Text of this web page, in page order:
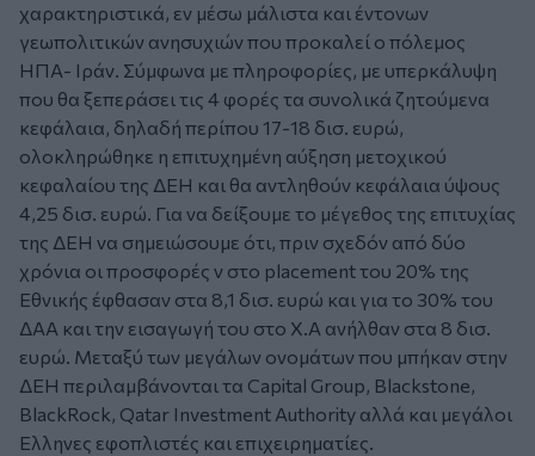
χαρακτηριστικά, εν μέσω μάλιστα και έντονων
γεωπολιτικών ανησυχιών που προκαλεί ο πόλεμος
ΗΠΑ- Ιράν. Σύμφωνα με πληροφορίες, με υπερκάλυψη
που θα ξεπεράσει τις 4 φορές τα συνολικά ζητούμενα
κεφάλαια, δηλαδή περίπου 17-18 δισ. ευρώ,
ολοκληρώθηκε η επιτυχημένη αύξηση μετοχικού
κεφαλαίου της ΔΕΗ και θα αντληθούν κεφάλαια ύψους
4,25 δισ. ευρώ. Για να δείξουμε το μέγεθος της επιτυχίας
της ΔΕΗ να σημειώσουμε ότι, πριν σχεδόν από δύο
χρόνια οι προσφορές ν στο placement του 20% της
Εθνικής έφθασαν στα 8,1 δισ. ευρώ και για το 30% του
ΔΑΑ και την εισαγωγή του στο Χ.Α ανήλθαν στα 8 δισ.
ευρώ. Μεταξύ των μεγάλων ονομάτων που μπήκαν στην
ΔΕΗ περιλαμβάνονται τα Capital Group, Blackstone,
BlackRock, Qatar Investment Authority αλλά και μεγάλοι
Ελληνες εφοπλιστές και επιχειρηματίες.